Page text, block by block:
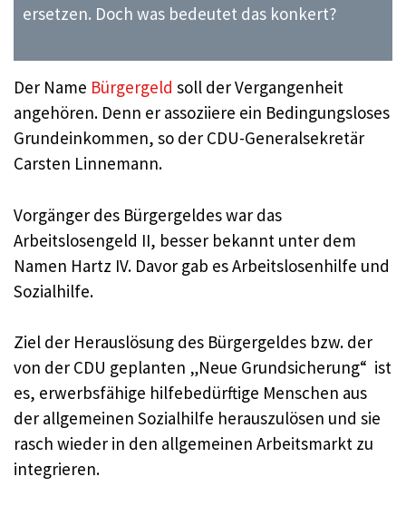
ersetzen. Doch was bedeutet das konkert?
Der Name Bürgergeld soll der Vergangenheit
angehören. Denn er assoziiere ein Bedingungsloses
Grundeinkommen, so der CDU-Generalsekretär
Carsten Linnemann.
Vorgänger des Bürgergeldes war das
Arbeitslosengeld II, besser bekannt unter dem
Namen Hartz IV. Davor gab es Arbeitslosenhilfe und
Sozialhilfe.
Ziel der Herauslösung des Bürgergeldes bzw. der
von der CDU geplanten „Neue Grundsicherung“ ist
es, erwerbsfähige hilfebedürftige Menschen aus
der allgemeinen Sozialhilfe herauszulösen und sie
rasch wieder in den allgemeinen Arbeitsmarkt zu
integrieren.